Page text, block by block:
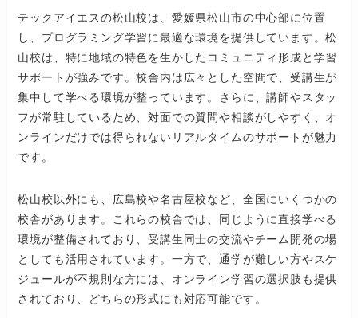
テックアイエスの松山校は、愛媛県松山市の中心部に位置
し、プログラミング学習に最適な環境を提供しています。松
山校は、特に地域の特色を生かしたコミュニティ形成と学習
サポートが強みです。校舎内は広々とした空間で、受講生が
集中して学べる環境が整っています。さらに、講師やスタッ
フが常駐しているため、対面での質問や相談がしやすく、オ
ンラインだけでは得られないリアルタイムのサポートが魅力
です。
松山校以外にも、広島校や名古屋校など、全国にいくつかの
校舎があります。これらの校舎では、同じように直接学べる
環境が整備されており、受講生同士の交流やチーム開発の場
としても活用されています。一方で、通学が難しい方やスケ
ジュールが不規則な方には、オンライン学習の選択肢も提供
されており、どちらの形式にも対応可能です。